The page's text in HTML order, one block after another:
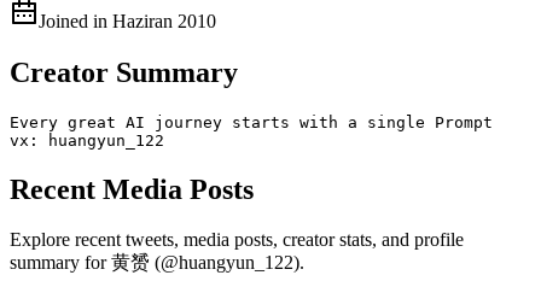
Joined in Haziran 2010
Creator Summary
Every great AI journey starts with a single Prompt
vx: huangyun_122
Recent Media Posts
Explore recent tweets, media posts, creator stats, and profile
summary for 黄赟 (@huangyun_122).